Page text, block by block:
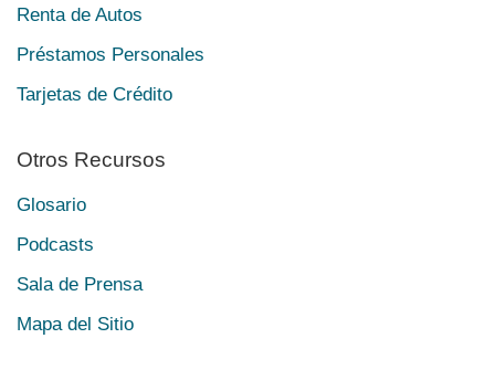
Renta de Autos
Préstamos Personales
Tarjetas de Crédito
Otros Recursos
Glosario
Podcasts
Sala de Prensa
Mapa del Sitio